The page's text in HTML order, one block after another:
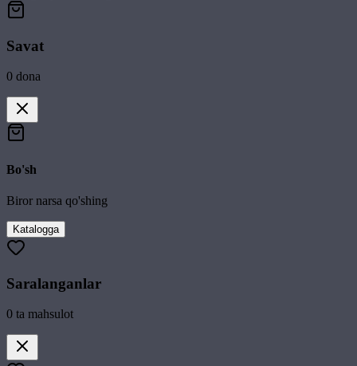
Savat
0 dona
Bo'sh
Biror narsa qo'shing
Katalogga
Saralanganlar
0 ta mahsulot